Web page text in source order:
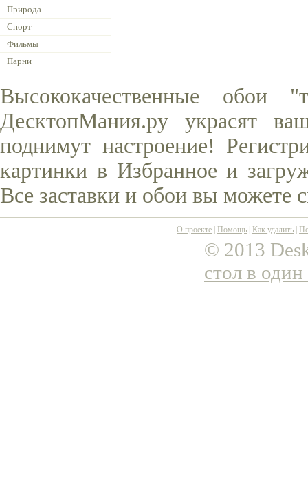
Природа
Спорт
Фильмы
Парни
Высококачественные обои
ДесктопМания.ру украсят
поднимут настроение!
картинки в Избранное и
Все заставки и обои вы можете
О проекте Помощь Как удалить
© 2013
стол в